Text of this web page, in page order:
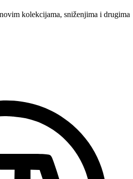
kolekcijama, sniženjima i drugima